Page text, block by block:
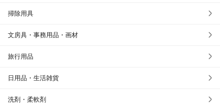
掃除用具
文房具・事務用品・画材
旅行用品
日用品・生活雑貨
洗剤・柔軟剤